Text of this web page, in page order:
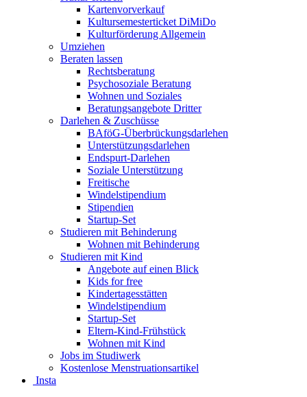
Kartenvorverkauf
Kultursemesterticket DiMiDo
Kulturförderung Allgemein
Umziehen
Beraten lassen
Rechtsberatung
Psychosoziale Beratung
Wohnen und Soziales
Beratungsangebote Dritter
Darlehen & Zuschüsse
BAföG-Überbrückungsdarlehen
Unterstützungsdarlehen
Endspurt-Darlehen
Soziale Unterstützung
Freitische
Windelstipendium
Stipendien
Startup-Set
Studieren mit Behinderung
Wohnen mit Behinderung
Studieren mit Kind
Angebote auf einen Blick
Kids for free
Kindertagesstätten
Windelstipendium
Startup-Set
Eltern-Kind-Frühstück
Wohnen mit Kind
Jobs im Studiwerk
Kostenlose Menstruationsartikel
Insta